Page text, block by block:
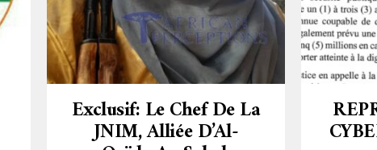
Exclusif: Le Chef De La
JNIM, Alliée D’Al-